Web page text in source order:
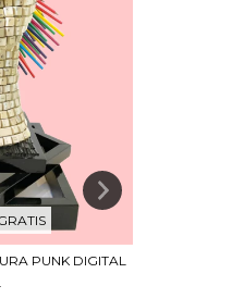
PUNK DIGITAL